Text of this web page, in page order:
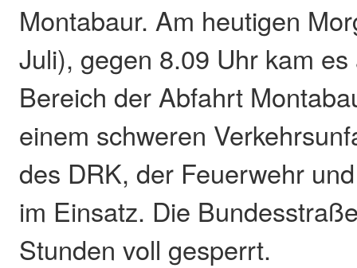
Montabaur. Am heutigen
Juli), gegen 8.09 Uhr kam
Bereich der Abfahrt
einem schweren
des DRK, der Feuerwehr
im Einsatz. Die
Stunden voll gesperrt.